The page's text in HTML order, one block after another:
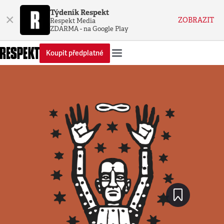
× Týdeník Respekt
Respekt Media
ZDARMA - na Google Play
ZOBRAZIT
Koupit předplatné